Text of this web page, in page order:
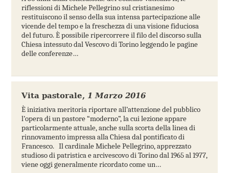
riflessioni di Michele Pellegrino sul cristianesimo
restituiscono il senso della sua intensa partecipazione alle
vicende del tempo e la freschezza di una visione fiduciosa
del futuro. È possibile ripercorrere il filo del discorso sulla
Chiesa intessuto dal Vescovo di Torino leggendo le pagine
delle conferenze…
Vita pastorale, 1 Marzo 2016
È iniziativa meritoria riportare all’attenzione del pubblico
l’opera di un pastore “moderno”, la cui lezione appare
particolarmente attuale, anche sulla scorta della linea di
rinnovamento impressa alla Chiesa dal pontificato di
Francesco. Il cardinale Michele Pellegrino, apprezzato
studioso di patristica e arcivescovo di Torino dal 1965 al 1977,
viene oggi generalmente ricordato come un…